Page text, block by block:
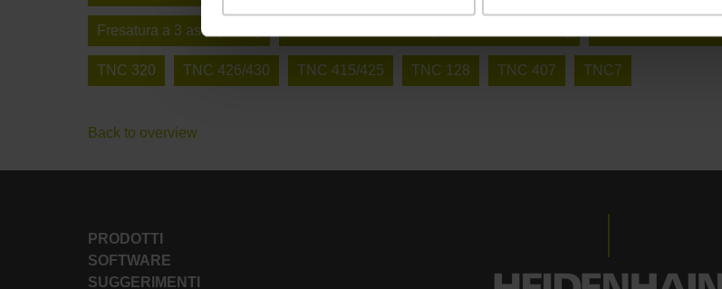
Fresatura a 3 assi (X Y Z)
TNC 320 TNC 426/430 TNC 415/425 TNC 128 TNC 407 TNC7
Back to overview
PRODOTTI
SOFTWARE
SUGGERIMENTI